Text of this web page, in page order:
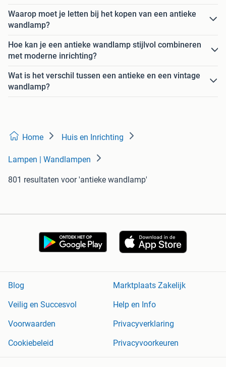
Waarop moet je letten bij het kopen van een antieke
wandlamp?
Hoe kan je een antieke wandlamp stijlvol combineren
met moderne inrichting?
Wat is het verschil tussen een antieke en een vintage
wandlamp?
Home Huis en Inrichting
Lampen | Wandlampen
801 resultaten voor 'antieke wandlamp'
Blog
Marktplaats Zakelijk
Veilig en Succesvol
Help en Info
Voorwaarden
Privacyverklaring
Cookiebeleid
Privacyvoorkeuren